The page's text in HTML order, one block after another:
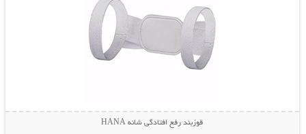
قوزبند رفع افتادگی شانه HANA